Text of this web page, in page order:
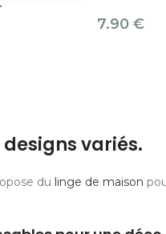
7.90 €
designs variés.
du linge de maison